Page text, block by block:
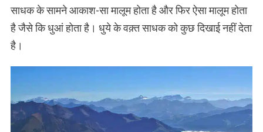
साधक के सामने आकाश-सा मालूम होता है और फिर ऐसा मालूम होता
है जैसे कि धुआं होता है। धुये के वक़्त साधक को कुछ दिखाई नहीं देता
है।